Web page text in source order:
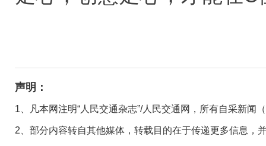
声明：
1、凡本网注明“人民交通杂志”/人民交通网，所有自采新
2、部分内容转自其他媒体，转载目的在于传递更多信息，